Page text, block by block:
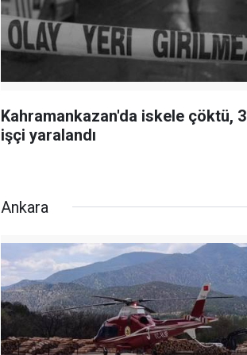
Kahramankazan'da iskele çöktü, 3
işçi yaralandı
Ankara